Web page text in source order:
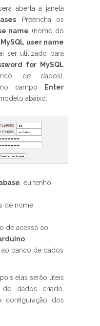
aberta a janela
. Preencha os
name (nome do
MySQL user name
ser utilizado para
for MySQL
de dados),
no campo
Enter
abaixo:
, eu tenho:
de nome
de acesso ao
ao banco de dados
elas serão úteis
dados criado,
configuração dos